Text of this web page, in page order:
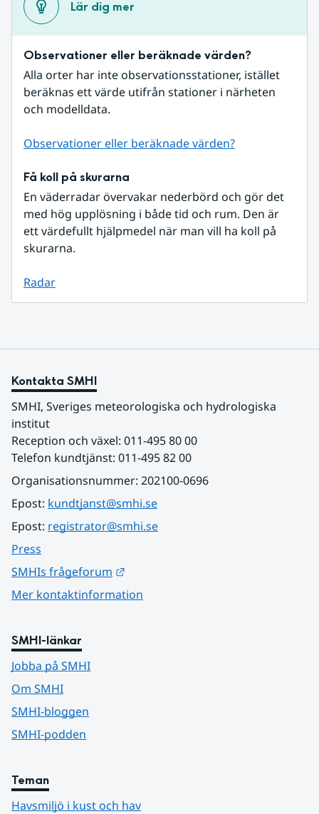
Lär dig mer
Observationer eller beräknade värden?
Alla orter har inte observationsstationer, istället
beräknas ett värde utifrån stationer i närheten
och modelldata.
Observationer eller beräknade värden?
Få koll på skurarna
En väderradar övervakar nederbörd och gör det
med hög upplösning i både tid och rum. Den är
ett värdefullt hjälpmedel när man vill ha koll på
skurarna.
Radar
Kontakta SMHI
SMHI, Sveriges meteorologiska och hydrologiska
institut
Reception och växel: 011-495 80 00
Telefon kundtjänst: 011-495 82 00
Organisationsnummer: 202100-0696
Epost: kundtjanst@smhi.se
Epost: registrator@smhi.se
Press
SMHIs frågeforum
Mer kontaktinformation
SMHI-länkar
Jobba på SMHI
Om SMHI
SMHI-bloggen
SMHI-podden
Teman
Havsmiljö i kust och hav